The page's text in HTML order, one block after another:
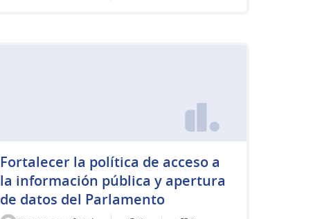
Fortalecer la política de acceso a
la información pública y apertura
de datos del Parlamento